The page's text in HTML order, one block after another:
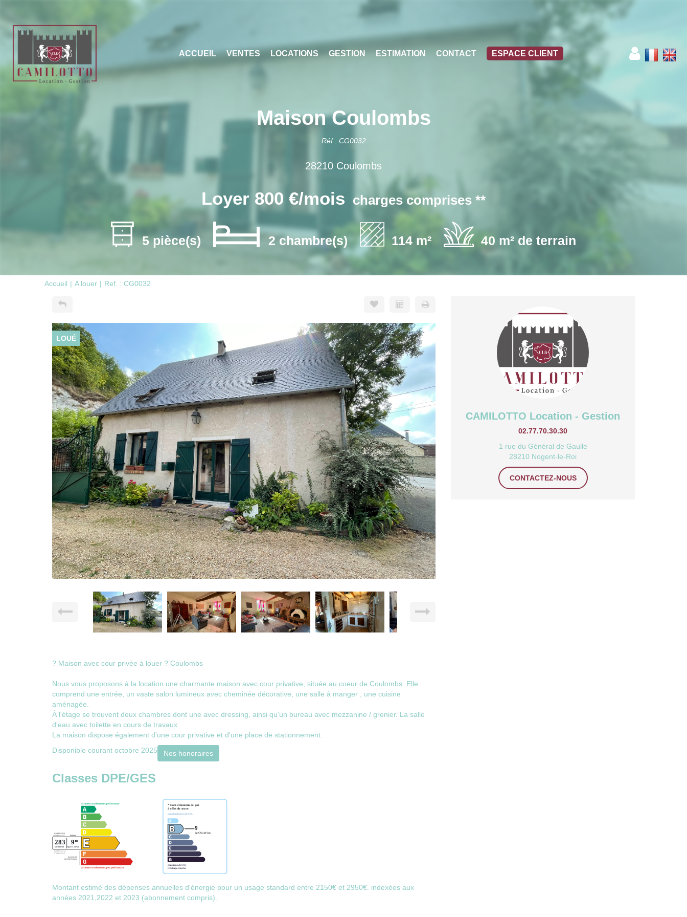
ACCUEIL VENTES LOCATIONS GESTION ESTIMATION CONTACT ESPACE CLIENT
Maison Coulombs
Réf : CG0032
28210 Coulombs
Loyer 800 €/mois charges comprises **
5 pièce(s) 2 chambre(s) 114 m² 40 m² de terrain
Accueil A louer Ref. : CG0032
LOUÉ
? Maison avec cour privée à louer ? Coulombs
Nous vous proposons à la location une charmante maison avec cour privative, située au coeur de Coulombs. Elle
comprend une entrée, un vaste salon lumineux avec cheminée décorative, une salle à manger , une cuisine
aménagée.
À l'étage se trouvent deux chambres dont une avec dressing, ainsi qu'un bureau avec mezzanine / grenier. La salle
d'eau avec toilette en cours de travaux
La maison dispose également d'une cour privative et d'une place de stationnement.
Disponible courant octobre 2025
Nos honoraires
Classes DPE/GES
Montant estimé des dépenses annuelles d'énergie pour un usage standard entre 2150€ et 2950€. indexées aux
années 2021,2022 et 2023 (abonnement compris).
CAMILOTTO Location - Gestion
02.77.70.30.30
1 rue du Général de Gaulle
28210 Nogent-le-Roi
CONTACTEZ-NOUS